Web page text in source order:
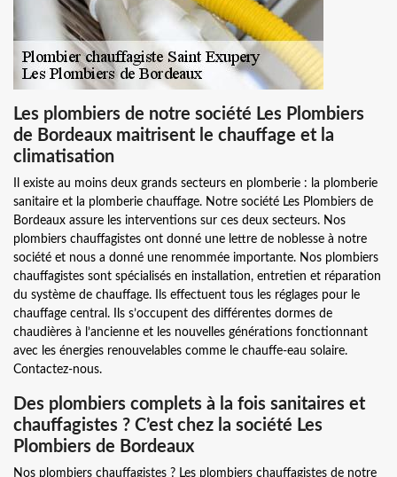
Les plombiers de notre société Les Plombiers
de Bordeaux maitrisent le chauffage et la
climatisation
Il existe au moins deux grands secteurs en plomberie : la plomberie
sanitaire et la plomberie chauffage. Notre société Les Plombiers de
Bordeaux assure les interventions sur ces deux secteurs. Nos
plombiers chauffagistes ont donné une lettre de noblesse à notre
société et nous a donné une renommée importante. Nos plombiers
chauffagistes sont spécialisés en installation, entretien et réparation
du système de chauffage. Ils effectuent tous les réglages pour le
chauffage central. Ils s’occupent des différentes dormes de
chaudières à l’ancienne et les nouvelles générations fonctionnant
avec les énergies renouvelables comme le chauffe-eau solaire.
Contactez-nous.
Des plombiers complets à la fois sanitaires et
chauffagistes ? C’est chez la société Les
Plombiers de Bordeaux
Nos plombiers chauffagistes ? Les plombiers chauffagistes de notre